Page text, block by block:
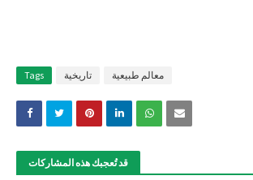
Tags تاريخية معالم طبيعية
قد تُعجبك هذه المشاركات